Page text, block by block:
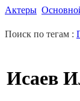
Актеры
Поиск по тегам :
Исаев